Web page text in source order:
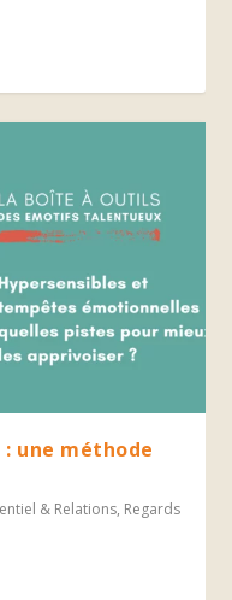
une méthode
& Relations, Regards